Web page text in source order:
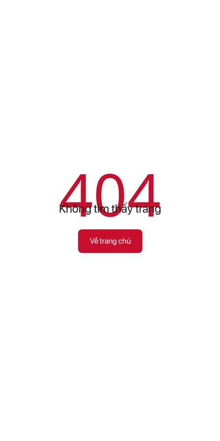
404
Không tìm thấy trang
Về trang chủ